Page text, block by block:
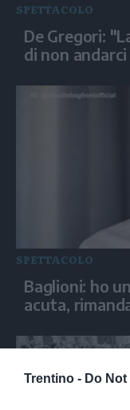
Trentino - Do
SPETTACOLO
De Gregori:
di non
SPETTACOLO
Baglioni: ho
acuta,